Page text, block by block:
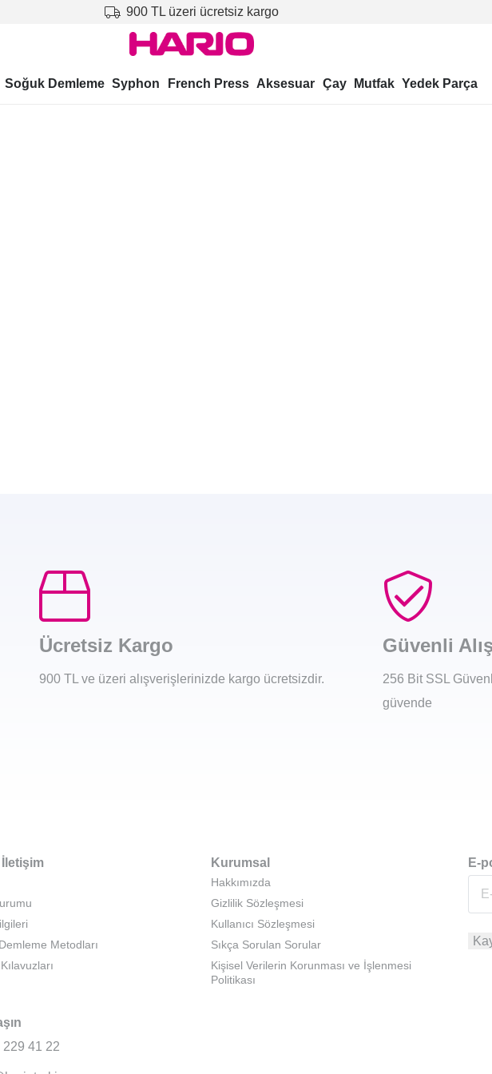
900 TL üzeri ücretsiz kargo
Soğuk Demleme Syphon French Press Aksesuar Çay Mutfak Yedek Parça
Ücretsiz Kargo
900 TL ve üzeri alışverişlerinizde kargo ücretsizdir.
Güvenli
256 Bit SSL
güvende
Metodları
229 41 22
Kurumsal
Hakkımızda
Gizlilik Sözleşmesi
Kullanıcı Sözleşmesi
Sıkça Sorulan Sorular
Kişisel Verilerin Korunması ve İşlenmesi
Politikası
E-